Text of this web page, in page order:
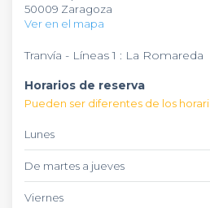
experiencia gastronómica
platos diseñados para compartir
para celebraciones especiales y
50009 Zaragoza
Ver en el mapa
Tranvía - Líneas 1 : La Romareda
Horarios de reserva
Pueden ser diferentes de los
Lunes
De martes a jueves
Viernes